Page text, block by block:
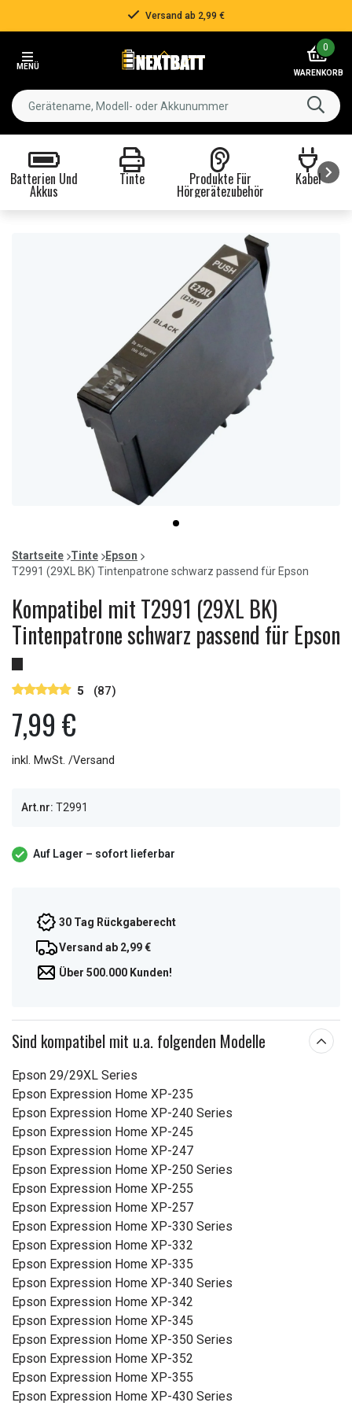
Versand ab 2,99 €
MENÜ
0
WARENKORB
Batterien Und
Akkus
Tinte Produkte Für
Hörgerätezubehör
Kabel
item
of
1
Startseite Tinte
Epson
T2991 (29XL BK) Tintenpatrone schwarz passend für Epson
Kompatibel mit T2991 (29XL BK)
Tintenpatrone schwarz passend für Epson
5 (87)
7,99 €
inkl. MwSt. /Versand
Art.nr: T2991
Auf Lager – sofort lieferbar
30 Tag Rückgaberecht
Versand ab 2,99 €
Über 500.000 Kunden!
Sind kompatibel mit u.a. folgenden Modelle
Epson 29/29XL Series
Epson Expression Home XP-235
Epson Expression Home XP-240 Series
Epson Expression Home XP-245
Epson Expression Home XP-247
Epson Expression Home XP-250 Series
Epson Expression Home XP-255
Epson Expression Home XP-257
Epson Expression Home XP-330 Series
Epson Expression Home XP-332
Epson Expression Home XP-335
Epson Expression Home XP-340 Series
Epson Expression Home XP-342
Epson Expression Home XP-345
Epson Expression Home XP-350 Series
Epson Expression Home XP-352
Epson Expression Home XP-355
Epson Expression Home XP-430 Series